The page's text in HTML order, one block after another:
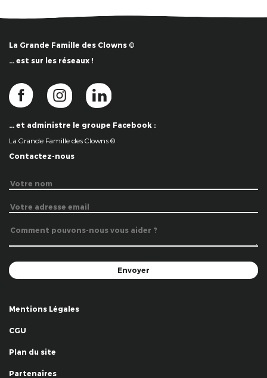
La Grande Famille des Clowns ©
… est sur les réseaux !
… et administre le groupe Facebook :
La Grande Famille des Clowns ©
Contactez-nous
Mentions Légales
CGU
Plan du site
Partenaires